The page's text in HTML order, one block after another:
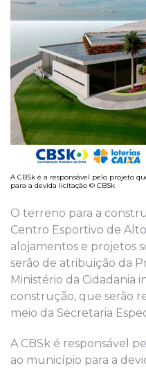
A CBSk é a responsável pelo projeto
para a devida licitação © CBSk
O terreno para a
Centro Esportivo de
alojamentos e projetos
serão de atribuição da
Ministério da Cidadania
construção, que serão
meio da Secretaria
A CBSk é responsável
ao município para a